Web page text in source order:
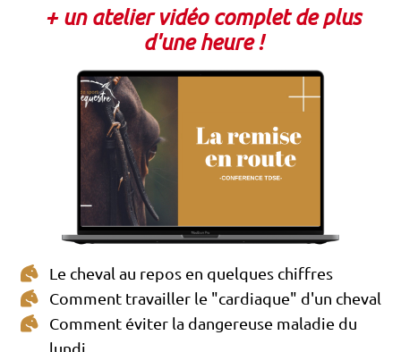
+ un atelier vidéo complet de plus
d'une heure !
Le cheval au repos en quelques chiffres
Comment travailler le "cardiaque" d'un cheval
Comment éviter la dangereuse maladie du
lundi